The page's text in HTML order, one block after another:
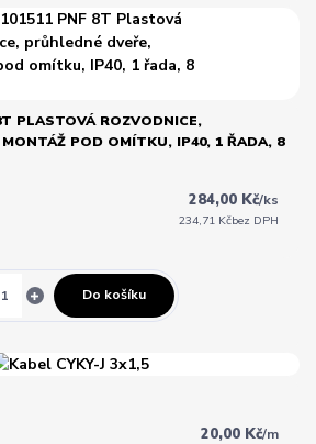
PLASTOVÁ ROZVODNICE,
MONTÁŽ POD OMÍTKU, IP40, 1 ŘADA, 8
284,00 Kč/ks
234,71 Kčbez DPH
Do košíku
20,00 Kč/m